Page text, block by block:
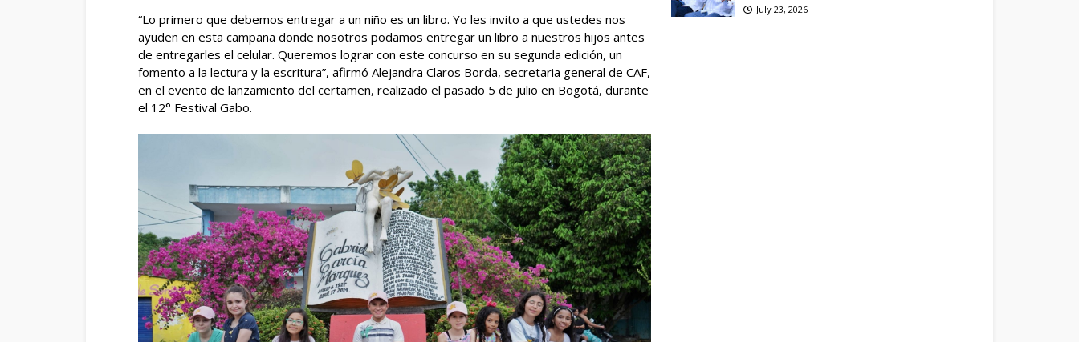
“Lo primero que debemos entregar a un niño es un libro. Yo les invito a que ustedes nos
ayuden en esta campaña donde nosotros podamos entregar un libro a nuestros hijos antes
de entregarles el celular. Queremos lograr con este concurso en su segunda edición, un
fomento a la lectura y la escritura”, afirmó Alejandra Claros Borda, secretaria general de CAF,
en el evento de lanzamiento del certamen, realizado el pasado 5 de julio en Bogotá, durante
el 12° Festival Gabo.
July 23, 2026